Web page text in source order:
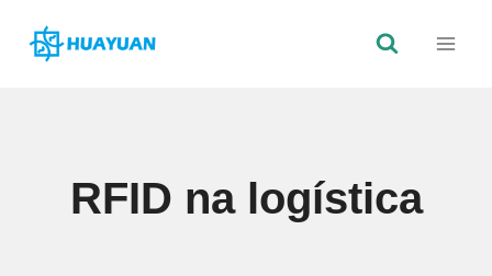
para
RFID na logística